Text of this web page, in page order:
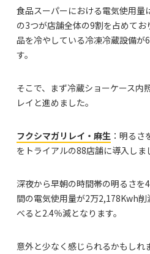
食品スーパーにおける電気使用量
の3つが店舗全体の9割を占めて
品を冷やしている冷凍冷蔵設備が
す。
そこで、まず冷蔵ショーケース内
レイと進めました。
フクシマガリレイ・麻生 ：明る
をトライアルの88店舗に導入しま
深夜から早朝の時間帯の明るさを
間の電気使用量が2万2,178Kwh
べると2.4％減となります。
意外と少なく感じられるかもし